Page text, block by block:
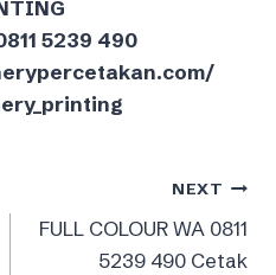
5239 490
NEXT
FULL COLOUR WA 0811
5239 490 Cetak